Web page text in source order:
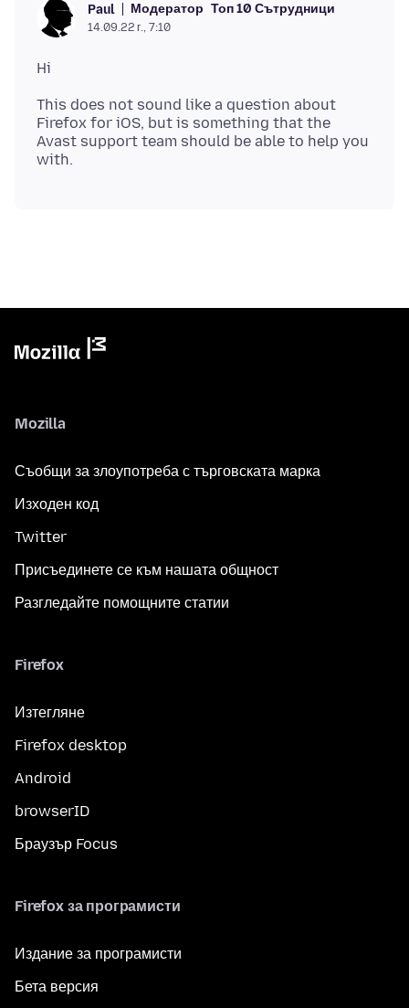
Paul Модератор Топ 10 Сътрудници
14.09.22 г., 7:10
This does not sound like a question about
Firefox for iOS, but is something that the
Avast support team should be able to help you
Mozilla
Съобщи за злоупотреба с търговската марка
Изходен код
Twitter
Присъединете се към нашата общност
Разгледайте помощните статии
Firefox
Изтегляне
Firefox desktop
Android
browserID
Браузър Focus
Firefox за програмисти
Издание за програмисти
Бета версия